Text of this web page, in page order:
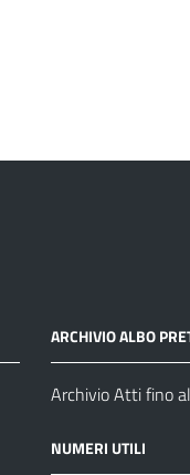
ARCHIVIO ALBO
Archivio Atti fino
NUMERI UTILI